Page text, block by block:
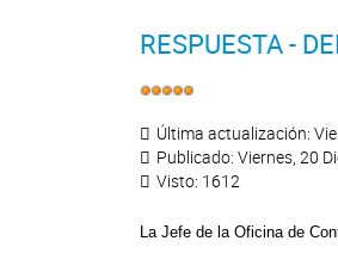
RESPUESTA -
Última actualización:
Publicado: Viernes, 20
Visto: 1612
La Jefe de la Oficina de